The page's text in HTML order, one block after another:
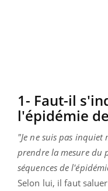
1- Faut-il
l'épidémie
"Je ne suis pas
prendre la mesure du
séquences de
Selon lui, il faut